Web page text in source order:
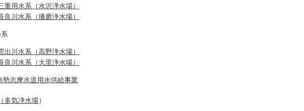
重用水系（水沢浄水場）
良川水系（播磨浄水場）
出川水系（高野浄水場）
良川水系（大里浄水場）
勢志摩水道用水供給事業
多気浄水場）